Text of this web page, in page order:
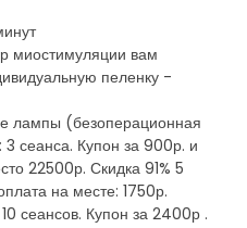
миостимуляции вам
пеленку -
лампы (безоперационная
сеанса. Купон за 900р. и
22500р. Скидка 91% 5
на месте: 1750р.
сеансов. Купон за 2400р .